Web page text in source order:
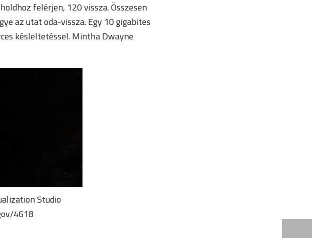
felérjen, 120 vissza. Összesen
az utat oda-vissza. Egy 10 gigabites
késleltetéssel. Mintha Dwayne
Studio
4618